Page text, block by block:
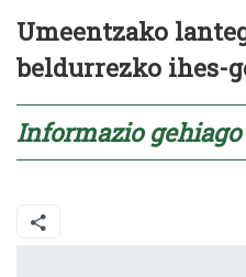
Umeentzako
beldurrezko ihes-
Informazio gehiago